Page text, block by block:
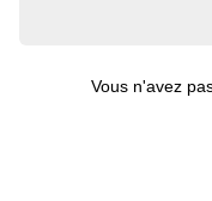
Vous n'avez